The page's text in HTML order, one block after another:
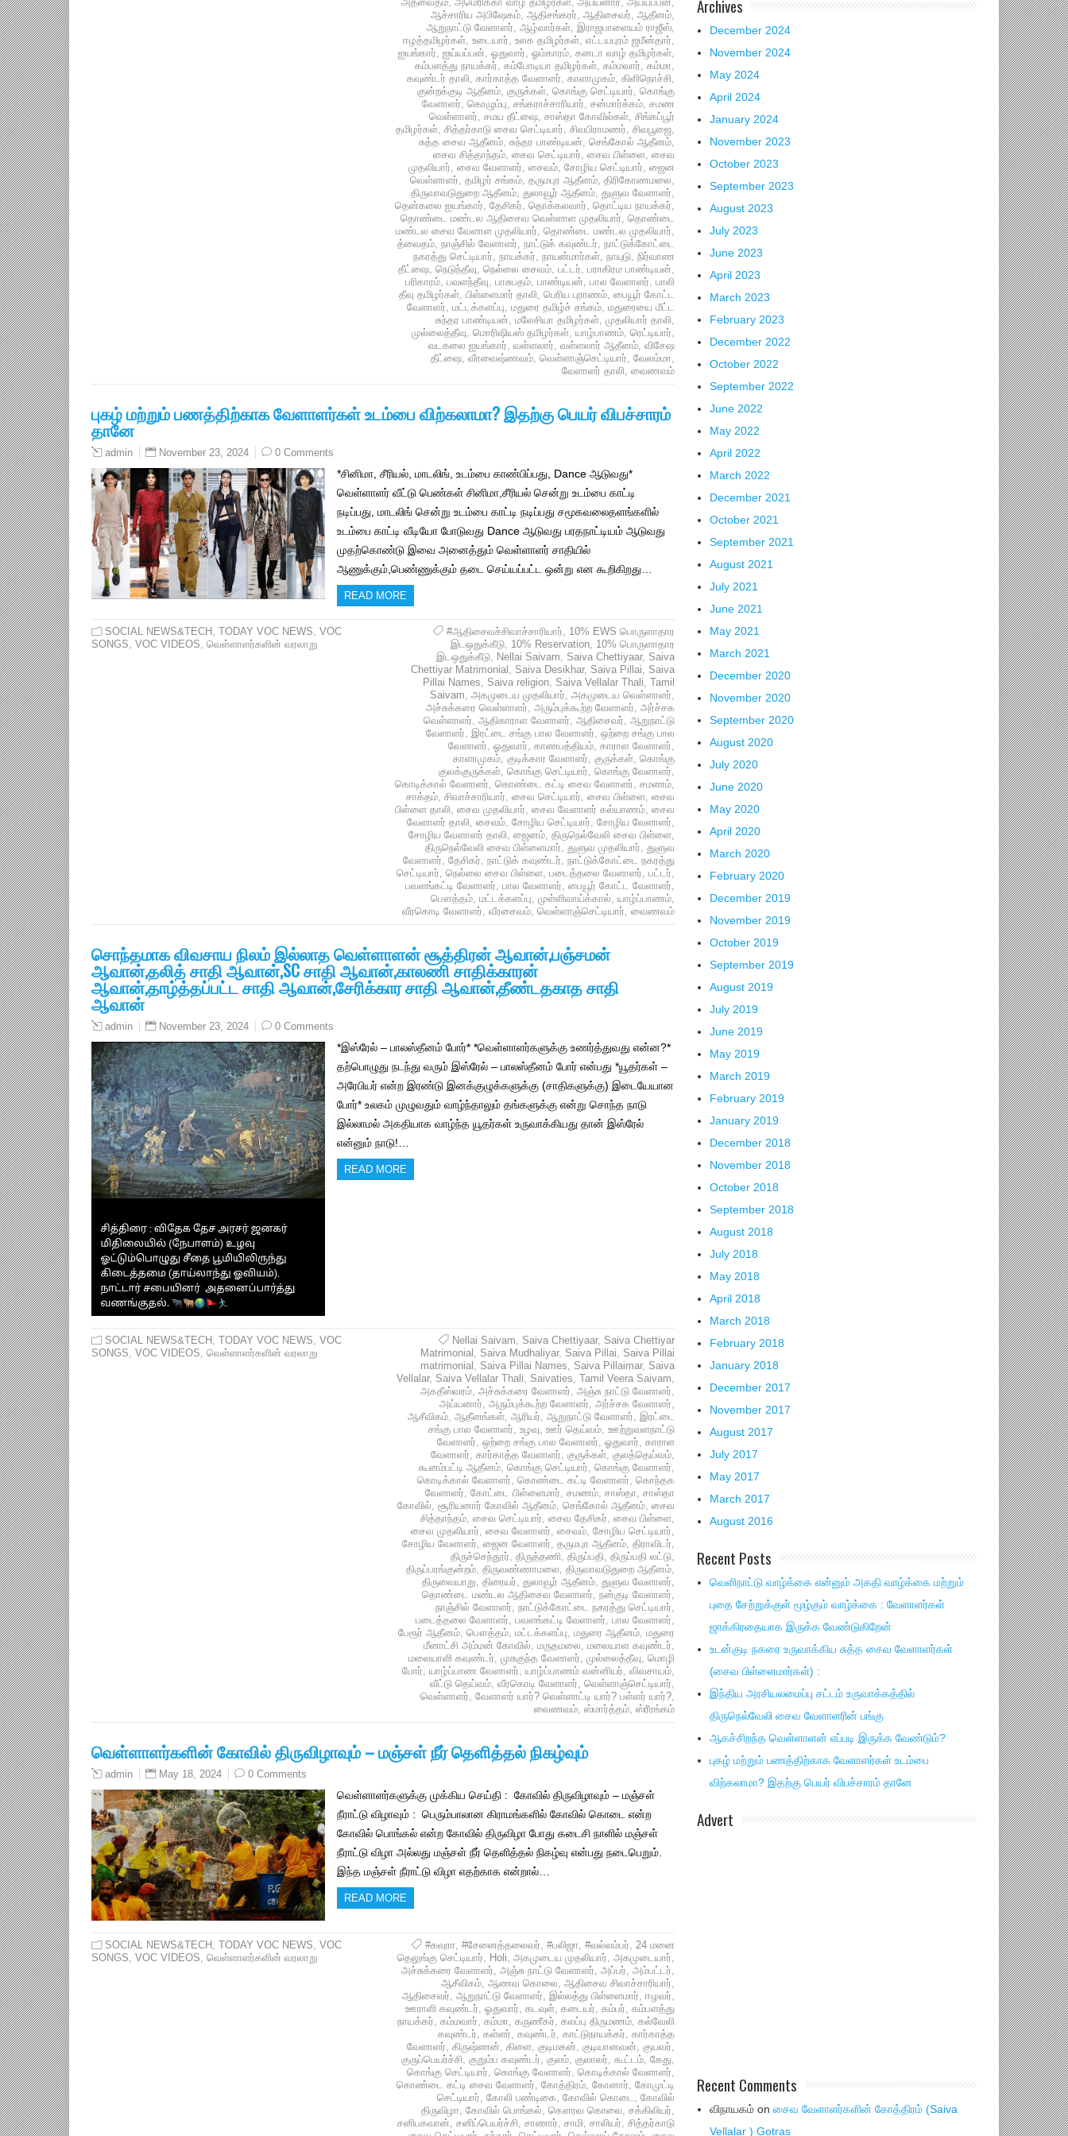
ஆச்சாரிய அபிஷேகம், ஆதிசங்கரர், ஆதிசைவர், ஆதீனம்,
ஆறுநாட்டு வேளாளர், ஆழ்வார்கள், இராஜபாளையம் ராஜீஸ்,
ஈழத்தமிழர்கள், உடையார், உலக தமிழர்கள், எட்டயபுரம் ஜமீன்தார்,
ஐயங்கார், ஐய்யப்பன், ஓதுவார், ஓம்காரம், கனடா வாழ் தமிழர்கள்,
கம்பளத்து நாயக்கர், கம்போடியா தமிழர்கள், கம்மவார், கம்மா,
கவுண்டர் தாலி, கார்காத்த வேளாளர், காளாமுகம், கிளிநொச்சி,
குன்றக்குடி ஆதீனம், குருக்கள், கொங்கு செட்டியார், கொங்கு
வேளாளர், கொழும்பு, சங்கராச்சாரியார், சன்மார்க்கம், சமண
வெள்ளாளர், சமய தீட்ஷை, சாஸ்தா கோவில்கள், சிங்கப்பூர்
தமிழர்கள், சித்தர்காடு சைவ செட்டியார், சிவபிராமணர், சிவபூஜை,
சுத்த சைவ ஆதீனம், சுந்தர பாண்டியன், செங்கோல் ஆதீனம்,
சைவ சித்தாந்தம், சைவ செட்டியார், சைவ பிள்ளை, சைவ
முதலியார், சைவ வேளாளர், சைவம், சோழிய செட்டியார், ஜைன
வெள்ளாளர், தமிழர் சங்கம், தருமபுர ஆதீனம், திரிகோணமலை,
திருவாவடுதுறை ஆதீனம், துலாவூர் ஆதீனம், துளுவ வேளாளர்,
தென்கலை ஐயங்கார், தேசிகர், தொக்கலவார், தொட்டிய நாயக்கர்,
தொண்டை மண்டல ஆதிசைவ வெள்ளாள முதலியார், தொண்டை
மண்டல சைவ வேளாள முதலியார், தொண்டை மண்டல முதலியார்,
த்வைதம், நாஞ்சில் வேளாளர், நாட்டுக் கவுண்டர், நாட்டுக்கோட்டை
நகரத்து செட்டியார், நாயக்கர், நாயன்மார்கள், நாயுடு, நிர்வாண
தீட்ஷை, நெடுந்தீவு, நெல்லை சைவம், பட்டர், பராகிரம பாண்டியன்,
பரிகாரம், பவளந்தீவு, பாசுபதம், பாண்டியன், பால வேளாளர், பாலி
தீவு தமிழர்கள், பிள்ளைமார் தாலி, பெரிய புராணம், பையூர் கோட்ட
வேளாளர், மட்டக்களப்பு, மதுரை தமிழ்ச் சங்கம், மதுரையை மீட்ட
சுந்தர பாண்டியன், மலேசியா தமிழர்கள், முதலியார் தாலி,
முல்லைத்தீவு, மொரிஷியஸ் தமிழர்கள், யாழ்பாணம், ரெட்டியார்,
வடகலை ஐயங்கார், வள்ளலார், வள்ளலார் ஆதீனம், விசேஷ
தீட்ஷை, வீரவைஷ்ணவம், வெள்ளாஞ்செட்டியார், வேலம்மா,
வேளாளர் தாலி, வைணவம்
புகழ் மற்றும் பணத்திற்காக வேளாளர்கள் உடம்பை விற்கலாமா? இதற்கு பெயர் விபச்சாரம்
தானே
admin November 23, 2024 0 Comments
*சினிமா, சீரியல், மாடலிங், உடம்பை காண்பிப்பது, Dance ஆடுவது*
வெள்ளாளர் வீட்டு பெண்கள் சினிமா,சீரியல் சென்று உடம்பை காட்டி
நடிப்பது, மாடலிங் சென்று உடம்பை காட்டி நடிப்பது சமூகவலைதளங்களில்
உடம்பை காட்டி வீடியோ போடுவது Dance ஆடுவது பரதநாட்டியம் ஆடுவது
முதற்கொண்டு இவை அனைத்தும் வெள்ளாளர் சாதியில்
ஆணுக்கும்,பெண்ணுக்கும் தடை செய்யப்பட்ட ஒன்று என கூறிகிறது…
READ MORE
SOCIAL NEWS&TECH , TODAY VOC NEWS, VOC
SONGS, VOC VIDEOS, வெள்ளாளர்களின் வரலாறு
#ஆதிசைவச்சிவாச்சாரியார், 10% EWS பொருளாதார
இடஒதுக்கீடு, 10% Reservation, 10% பொருளாதார
இடஒதுக்கீடு, Nellai Saivam, Saiva Chettiyaar, Saiva
Chettiyar Matrimonial , Saiva Desikhar, Saiva Pillai, Saiva
Pillai Names, Saiva religion, Saiva Vellalar Thali, Tamil
Saivam, அகமுடைய முதலியார், அகமுடைய வெள்ளாளர்,
அச்சுக்கரை வெள்ளாளர், அரும்புக்கூற்ற வேளாளர், அர்ச்சக
வெள்ளாளர், ஆதிகாராள வேளாளர், ஆதிசைவர், ஆறுநாட்டு
வேளாளர், இரட்டை சங்கு பால வேளாளர், ஒற்றை சங்கு பால
வேளாளர், ஓதுவார், காணபத்தியம், காராள வேளாளர்,
காளாமுகம், குடிக்கார வேளாளர், குருக்கள், கொங்கு
குலக்குருக்கள், கொங்கு செட்டியார், கொங்கு வேளாளர்,
கொடிக்கால் வேளாளர், கொண்டை கட்டி சைவ வேளாளர், சமணம்,
சாக்தம், சிவாச்சாரியார், சைவ செட்டியார், சைவ பிள்ளை, சைவ
பிள்ளை தாலி, சைவ முதலியார், சைவ வேளாளர் கல்யாணம், சைவ
வேளாளர் தாலி, சைவம், சோழிய செட்டியார், சோழிய வேளாளர்,
சோழிய வேளாளர் தாலி, ஜைனம், திருநெல்வேலி சைவ பிள்ளை,
திருநெல்வேலி சைவ பிள்ளைமார், துளுவ முதலியார், துளுவ
வேளாளர், தேசிகர், நாட்டுக் கவுண்டர், நாட்டுக்கோட்டை நகரத்து
செட்டியார், நெல்லை சைவ பிள்ளை, படைத்தலை வேளாளர், பட்டர்,
பவளங்கட்டி வேளாளர், பால வேளாளர், பையூர் கோட்ட வேளாளர்,
பௌத்தம், மட்டக்களப்பு, முள்ளிவாய்க்கால், யாழ்ப்பாணம்,
வீரகொடி வேளாளர், வீரசைவம், வெள்ளாஞ்செட்டியார், வைணவம்
சொந்தமாக விவசாய நிலம் இல்லாத வெள்ளாளன் சூத்திரன் ஆவான்,பஞ்சமன்
ஆவான்,தலித் சாதி ஆவான்,SC சாதி ஆவான்,காலணி சாதிக்காரன்
ஆவான்,தாழ்த்தப்பட்ட சாதி ஆவான்,சேரிக்கார சாதி ஆவான்,தீண்டதகாத சாதி
ஆவான்
admin November 23, 2024 0 Comments
*இஸ்ரேல் – பாலஸ்தீனம் போர்* *வெள்ளாளர்களுக்கு உணர்த்துவது என்ன?*
தற்பொழுது நடந்து வரும் இஸ்ரேல் – பாலஸ்தீனம் போர் என்பது *யூதர்கள் –
அரேபியர் என்ற இரண்டு இனக்குழுக்களுக்கு (சாதிகளுக்கு) இடையேயான
போர்* உலகம் முழுவதும் வாழ்ந்தாலும் தங்களுக்கு என்று சொந்த நாடு
இல்லாமல் அகதியாக வாழ்ந்த யூதர்கள் உருவாக்கியது தான் இஸ்ரேல்
என்னும் நாடு!…
READ MORE
SOCIAL NEWS&TECH , TODAY VOC NEWS, VOC
SONGS, VOC VIDEOS, வெள்ளாளர்களின் வரலாறு
Nellai Saivam, Saiva Chettiyaar, Saiva Chettiyar
Matrimonial , Saiva Mudhaliyar, Saiva Pillai, Saiva Pillai
matrimonial , Saiva Pillai Names, Saiva Pillaimar, Saiva
Vellalar, Saiva Vellalar Thali, Saivaties, Tamil Veera Saivam,
அகதீஸ்வரம், அச்சுக்கரை வேளாளர், அஞ்சு நாட்டு வேளாளர்,
அய்யனார், அரும்புக்கூற்ற வேளாளர், அர்ச்சக வேளாளர்,
ஆசீவிகம், ஆதீனங்கள், ஆரியர், ஆறுநாட்டு வேளாளர், இரட்டை
சங்கு பால வேளாளர், உழவு, ஊர் தெய்வம், ஊற்றுவளநாட்டு
வேளாளர், ஒற்றை சங்கு பால வேளாளர், ஓதுவார், காராள
வேளாளர், கார்காத்த வேளாளர், குருக்கள், குலத்தெய்வம்,
கூனம்பட்டி ஆதீனம், கொங்கு செட்டியார், கொங்கு வேளாளர்,
கொடிக்கால் வேளாளர், கொண்டை கட்டி வேளாளர், கொந்தக
வேளாளர், கோட்டை பிள்ளைமார், சமணம், சாஸ்தா, சாஸ்தா
கோவில், சூரியனார் கோவில் ஆதீனம், செங்கோல் ஆதீனம், சைவ
சித்தாந்தம், சைவ செட்டியார், சைவ தேசிகர், சைவ பிள்ளை,
சைவ முதலியார், சைவ வேளாளர், சைவம், சோழிய செட்டியார்,
சோழிய வேளாளர், ஜைன வேளாளர், தருமபுர ஆதீனம், திராவிடர்,
திருச்செந்தூர், திருத்தணி, திருப்பதி, திருப்பதி லட்டு,
திருப்பரங்குன்றம், திருவண்ணாமலை, திருவாவடுதுறை ஆதீனம்,
திருவையாறு, திரையர், துலாவூர் ஆதீனம், துளுவ வேளாளர்,
தொண்டை மண்டல ஆதிசைவ வேளாளர், நன்குடி வேளாளர்,
நாஞ்சில் வேளாளர், நாட்டுக்கோட்டை நகரத்து செட்டியார்,
படைத்தலை வேளாளர், பவளங்கட்டி வேளாளர், பால வேளாளர்,
பேரூர் ஆதீனம், பௌத்தம், மட்டக்களப்பு, மதுரை ஆதீனம், மதுரை
மீனாட்சி அம்மன் கோவில், மருதமலை, மலையாள கவுண்டர்,
மலையாளி கவுண்டர், முசுகுந்த வேளாளர், முல்லைத்தீவு, மொழி
போர், யாழ்ப்பாண வேளாளர், யாழ்ப்பாணம் வன்னியர், விவசாயம்,
வீட்டு தெய்வம், வீரகொடி வேளாளர், வெள்ளாஞ்செட்டியார்,
வெள்ளாளர், வேளாளர் யார்? வெள்ளாட்டி யார்? பள்ளர் யார்?,
வைணவம், ஸ்மார்த்தம், ஸ்ரீரங்கம்
வெள்ளாளர்களின் கோவில் திருவிழாவும் – மஞ்சள் நீர் தெளித்தல் நிகழ்வும்
admin May 18, 2024 0 Comments
வெள்ளாளர்களுக்கு முக்கிய செய்தி : கோவில் திருவிழாவும் – மஞ்சள்
நீராட்டு விழாவும் : பெரும்பாலான கிராமங்களில் கோவில் கொடை என்ற
கோவில் பொங்கல் என்ற கோவில் திருவிழா போது கடைசி நாளில் மஞ்சள்
நீராட்டு விழா அல்லது மஞ்சள் நீர் தெளித்தல் நிகழ்வு என்பது நடைபெறும்.
இந்த மஞ்சள் நீராட்டு விழா எதற்காக என்றால்…
READ MORE
SOCIAL NEWS&TECH , TODAY VOC NEWS, VOC
SONGS, VOC VIDEOS, வெள்ளாளர்களின் வரலாறு
#கவுரா, #சேனைத்தலைவர், #பலிஜா, #வல்லம்பர், 24 மனை
தெலுங்கு செட்டியார், Holi, அகமுடைய முதலியார், அகமுடையார்,
அச்சுக்கரை வேளாளர், அஞ்சு நாட்டு வேளாளர், அப்பர், அம்பட்டர்,
ஆசீவிகம், ஆணவ கொலை, ஆதிசைவ சிவாச்சாரியார்,
ஆதிசைவர், ஆறுநாட்டு வேளாளர், இல்லத்து பிள்ளைமார், ஈழவர்,
ஊராளி கவுண்டர், ஓதுவார், கடவுள், கடையர், கம்பர், கம்பளத்து
நாயக்கர், கம்மவார், கம்மா, கருணீகர், கலப்பு திருமணம், கல்வேலி
கவுண்டர், கள்ளர், கவுண்டர், காட்டுநாயக்கர், கார்காத்த
வேளாளர், கிருஷ்ணன், கிளை, குடிமகன், குடியானவன், குயவர்,
குருப்பெயர்ச்சி, குறும்ப கவுண்டர், குலம், குலாலர், கூட்டம், கேது,
கொங்கு செட்டியார், கொங்கு வேளாளர், கொடிக்கால் வேளாளர்,
கொண்டை கட்டி சைவ வேளாளர், கோத்திரம், கோனார், கோமுட்டி
செட்டியார், கோலி பண்டிகை, கோவில் கொடை, கோவில்
திருவிழா, கோவில் பொங்கல், கௌரவ கொலை, சக்கிலியர்,
சனிபகவான், சனிப்பெயர்ச்சி, சாணார், சாமி, சாலியர், சித்தர்காடு
Archives
December 2024
November 2024
May 2024
April 2024
January 2024
November 2023
October 2023
September 2023
August 2023
July 2023
June 2023
April 2023
March 2023
February 2023
December 2022
October 2022
September 2022
June 2022
May 2022
April 2022
March 2022
December 2021
October 2021
September 2021
August 2021
July 2021
June 2021
May 2021
March 2021
December 2020
November 2020
September 2020
August 2020
July 2020
June 2020
May 2020
April 2020
March 2020
February 2020
December 2019
November 2019
October 2019
September 2019
August 2019
July 2019
June 2019
May 2019
March 2019
February 2019
January 2019
December 2018
November 2018
October 2018
September 2018
August 2018
July 2018
May 2018
April 2018
March 2018
February 2018
January 2018
December 2017
November 2017
August 2017
July 2017
May 2017
March 2017
August 2016
Recent Posts
வெளிநாட்டு வாழ்க்கை என்னும் அகதி வாழ்க்கை மற்றும்
புதை சேற்றுக்குள் மூழ்கும் வாழ்க்கை : வேளாளர்கள்
ஜாக்கிரதையாக இருக்க வேண்டுகிறேன்
உடன்குடி நகரை உருவாக்கிய சுத்த சைவ வேளாளர்கள்
(சைவ பிள்ளைமார்கள்) :
இந்திய அரசியலமைப்பு சட்டம் உருவாக்கத்தில்
திருநெல்வேலி சைவ வேளாளரின் பங்கு
ஆகச்சிறந்த வெள்ளாளன் எப்படி இருக்க வேண்டும்?
புகழ் மற்றும் பணத்திற்காக வேளாளர்கள் உடம்பை
விற்கலாமா? இதற்கு பெயர் விபச்சாரம் தானே
Advert
Recent Comments
விநாயகம் on சைவ வேளாளர்களின் கோத்திரம் (Saiva
Vellalar ) Gotras